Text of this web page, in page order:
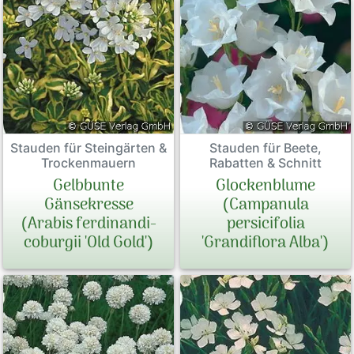
Stauden für Steingärten &
Trockenmauern
Gelbbunte
Gänsekresse
(Arabis ferdinandi-
coburgii 'Old Gold')
Stauden für Beete,
Rabatten & Schnitt
Glockenblume
(Campanula
persicifolia
'Grandiflora Alba')